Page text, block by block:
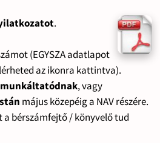
.
(EGYSZA adatlapot
az ikonra kattintva).
munkáltatódnak, vagy
május közepéig a NAV részére.
a bérszámfejtő / könyvelő tud